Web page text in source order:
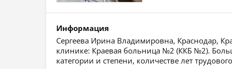
Информация
Сергеева Ирина Владимировна, Краснодар,
клинике: Краевая больница №2 (ККБ №2).
категории и степени, количестве лет